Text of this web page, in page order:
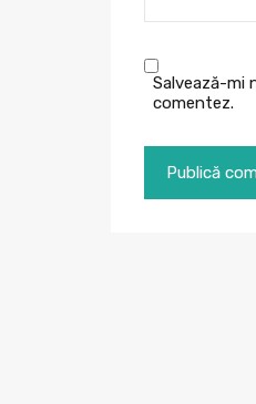
Salvează-mi
comentez.